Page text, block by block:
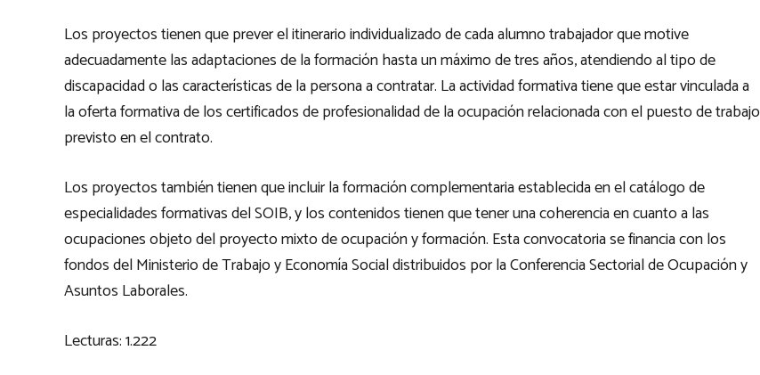
Los proyectos tienen que prever el itinerario individualizado de cada alumno trabajador que motive
adecuadamente las adaptaciones de la formación hasta un máximo de tres años, atendiendo al tipo de
discapacidad o las características de la persona a contratar. La actividad formativa tiene que estar vinculada a
la oferta formativa de los certificados de profesionalidad de la ocupación relacionada con el puesto de trabajo
previsto en el contrato.
Los proyectos también tienen que incluir la formación complementaria establecida en el catálogo de
especialidades formativas del SOIB, y los contenidos tienen que tener una coherencia en cuanto a las
ocupaciones objeto del proyecto mixto de ocupación y formación. Esta convocatoria se financia con los
fondos del Ministerio de Trabajo y Economía Social distribuidos por la Conferencia Sectorial de Ocupación y
Asuntos Laborales.
Lecturas:1.222